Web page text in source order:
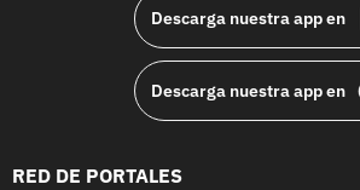
Descarga nuestra app en
Descarga nuestra app en
RED DE PORTALES